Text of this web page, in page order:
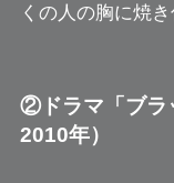
くの人の胸に焼き
②ドラマ「ブラ
2010年）